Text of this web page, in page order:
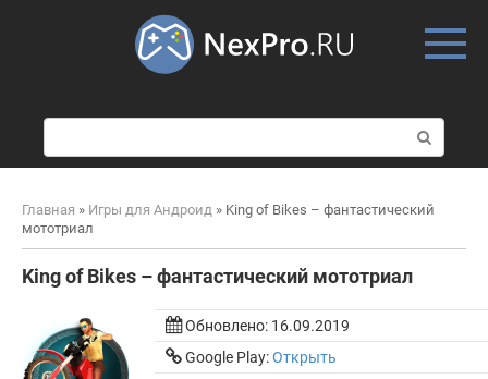
о
и
к
Главная » Игры для Андроид » King of Bikes – фантастический
мототриал
King of Bikes – фантастический мототриал
Обновлено: 16.09.2019
Google Play:Открыть